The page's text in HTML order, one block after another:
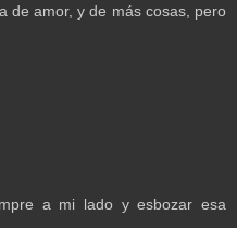
de amor, y de más cosas, pero
a mi lado y esbozar esa